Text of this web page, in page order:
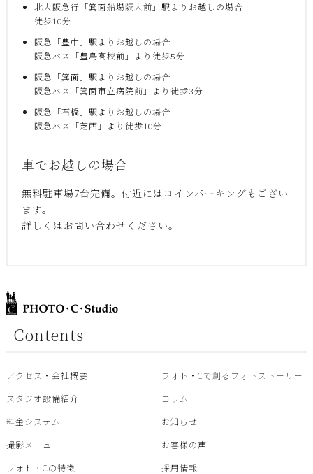
北大阪急行「箕面船場阪大前」駅よりお越しの場合
徒歩10分
阪急「豊中」駅よりお越しの場合
阪急バス「豊島高校前」より徒歩5分
阪急「箕面」駅よりお越しの場合
阪急バス「箕面市立病院前」より徒歩3分
阪急「石橋」駅よりお越しの場合
阪急バス「芝西」より徒歩10分
車でお越しの場合
無料駐車場7台完備。付近にはコインパーキングもござい
ます。
詳しくはお問い合わせください。
Contents
アクセス・会社概要
スタジオ設備紹介
料金システム
撮影メニュー
フォト・Cの特徴
フォト・Cで創るフォトストーリー
コラム
お知らせ
お客様の声
採用情報